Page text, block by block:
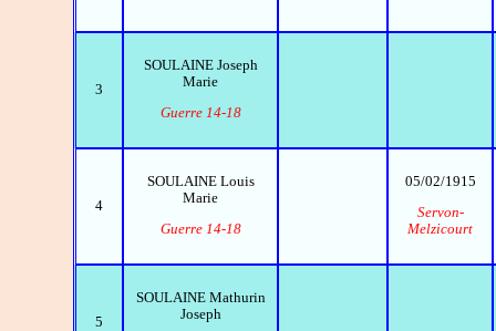
3
SOULAINE Joseph
Marie
Guerre 14-18
4
SOULAINE Louis
Marie
Guerre 14-18
05/02/1915
Servon-
Melzicourt
5
SOULAINE Mathurin
Joseph